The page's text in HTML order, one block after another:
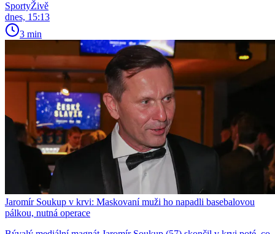
SportyŽivě
dnes, 15:13
3 min
Jaromír Soukup v krvi: Maskovaní muži ho napadli basebalovou
pálkou, nutná operace